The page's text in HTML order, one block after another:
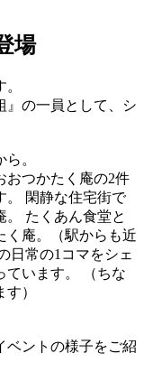
場
』の一員として、シ
。
おつかたく庵の2件
。 閑静な住宅街で
たくあん食堂と
く庵。（駅からも近
日常の1コマをシェ
ています。 （ちな
）
ベントの様子をご紹